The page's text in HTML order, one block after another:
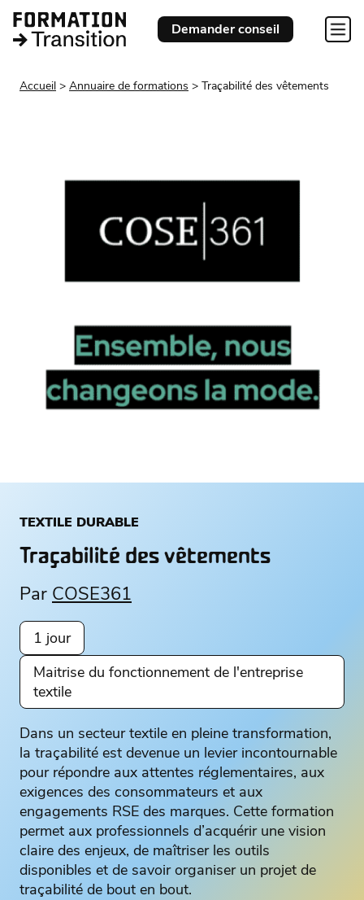
Demander conseil
Accueil Annuaire de formations Traçabilité des vêtements
TEXTILE DURABLE
Traçabilité des vêtements
Par COSE361
1 jour
Maitrise du fonctionnement de l'entreprise
textile
Dans un secteur textile en pleine transformation,
la traçabilité est devenue un levier incontournable
pour répondre aux attentes réglementaires, aux
exigences des consommateurs et aux
engagements RSE des marques. Cette formation
permet aux professionnels d’acquérir une vision
claire des enjeux, de maîtriser les outils
disponibles et de savoir organiser un projet de
traçabilité de bout en bout.